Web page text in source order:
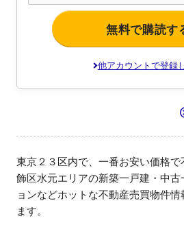
無料で購読す
他アカウントで登録
東京２３区内で、一番お安い価格
飾区水元エリアの新築一戸建・中
ョンなどホットな不動産売買物件
ます。